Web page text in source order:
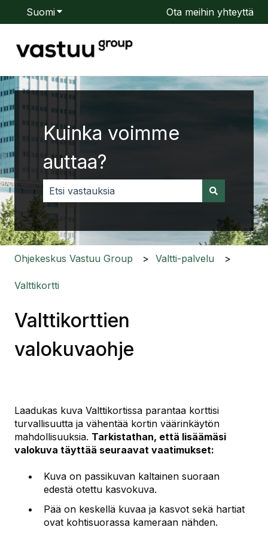
SuomiNäytä käännöksien alavalikkoOta meihin yhteyttä
Kuinka voimme
auttaa?
Ehdotuksia ei ole, koska hakukenttä on tyhjä.
Ohjekeskus Vastuu Group Valtti-palvelu
Valttikortti
Valttikorttien
valokuvaohje
Laadukas kuva Valttikortissa parantaa korttisi
turvallisuutta ja vähentää kortin väärinkäytön
mahdollisuuksia. Tarkistathan, että lisäämäsi
valokuva täyttää seuraavat vaatimukset:
Kuva on passikuvan kaltainen suoraan
edestä otettu kasvokuva.
Pää on keskellä kuvaa ja kasvot sekä hartiat
ovat kohtisuorassa kameraan nähden.